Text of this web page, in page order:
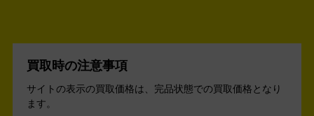
買取時の注意事項
サイトの表示の買取価格は、完品状態での買取価格となり
ます。